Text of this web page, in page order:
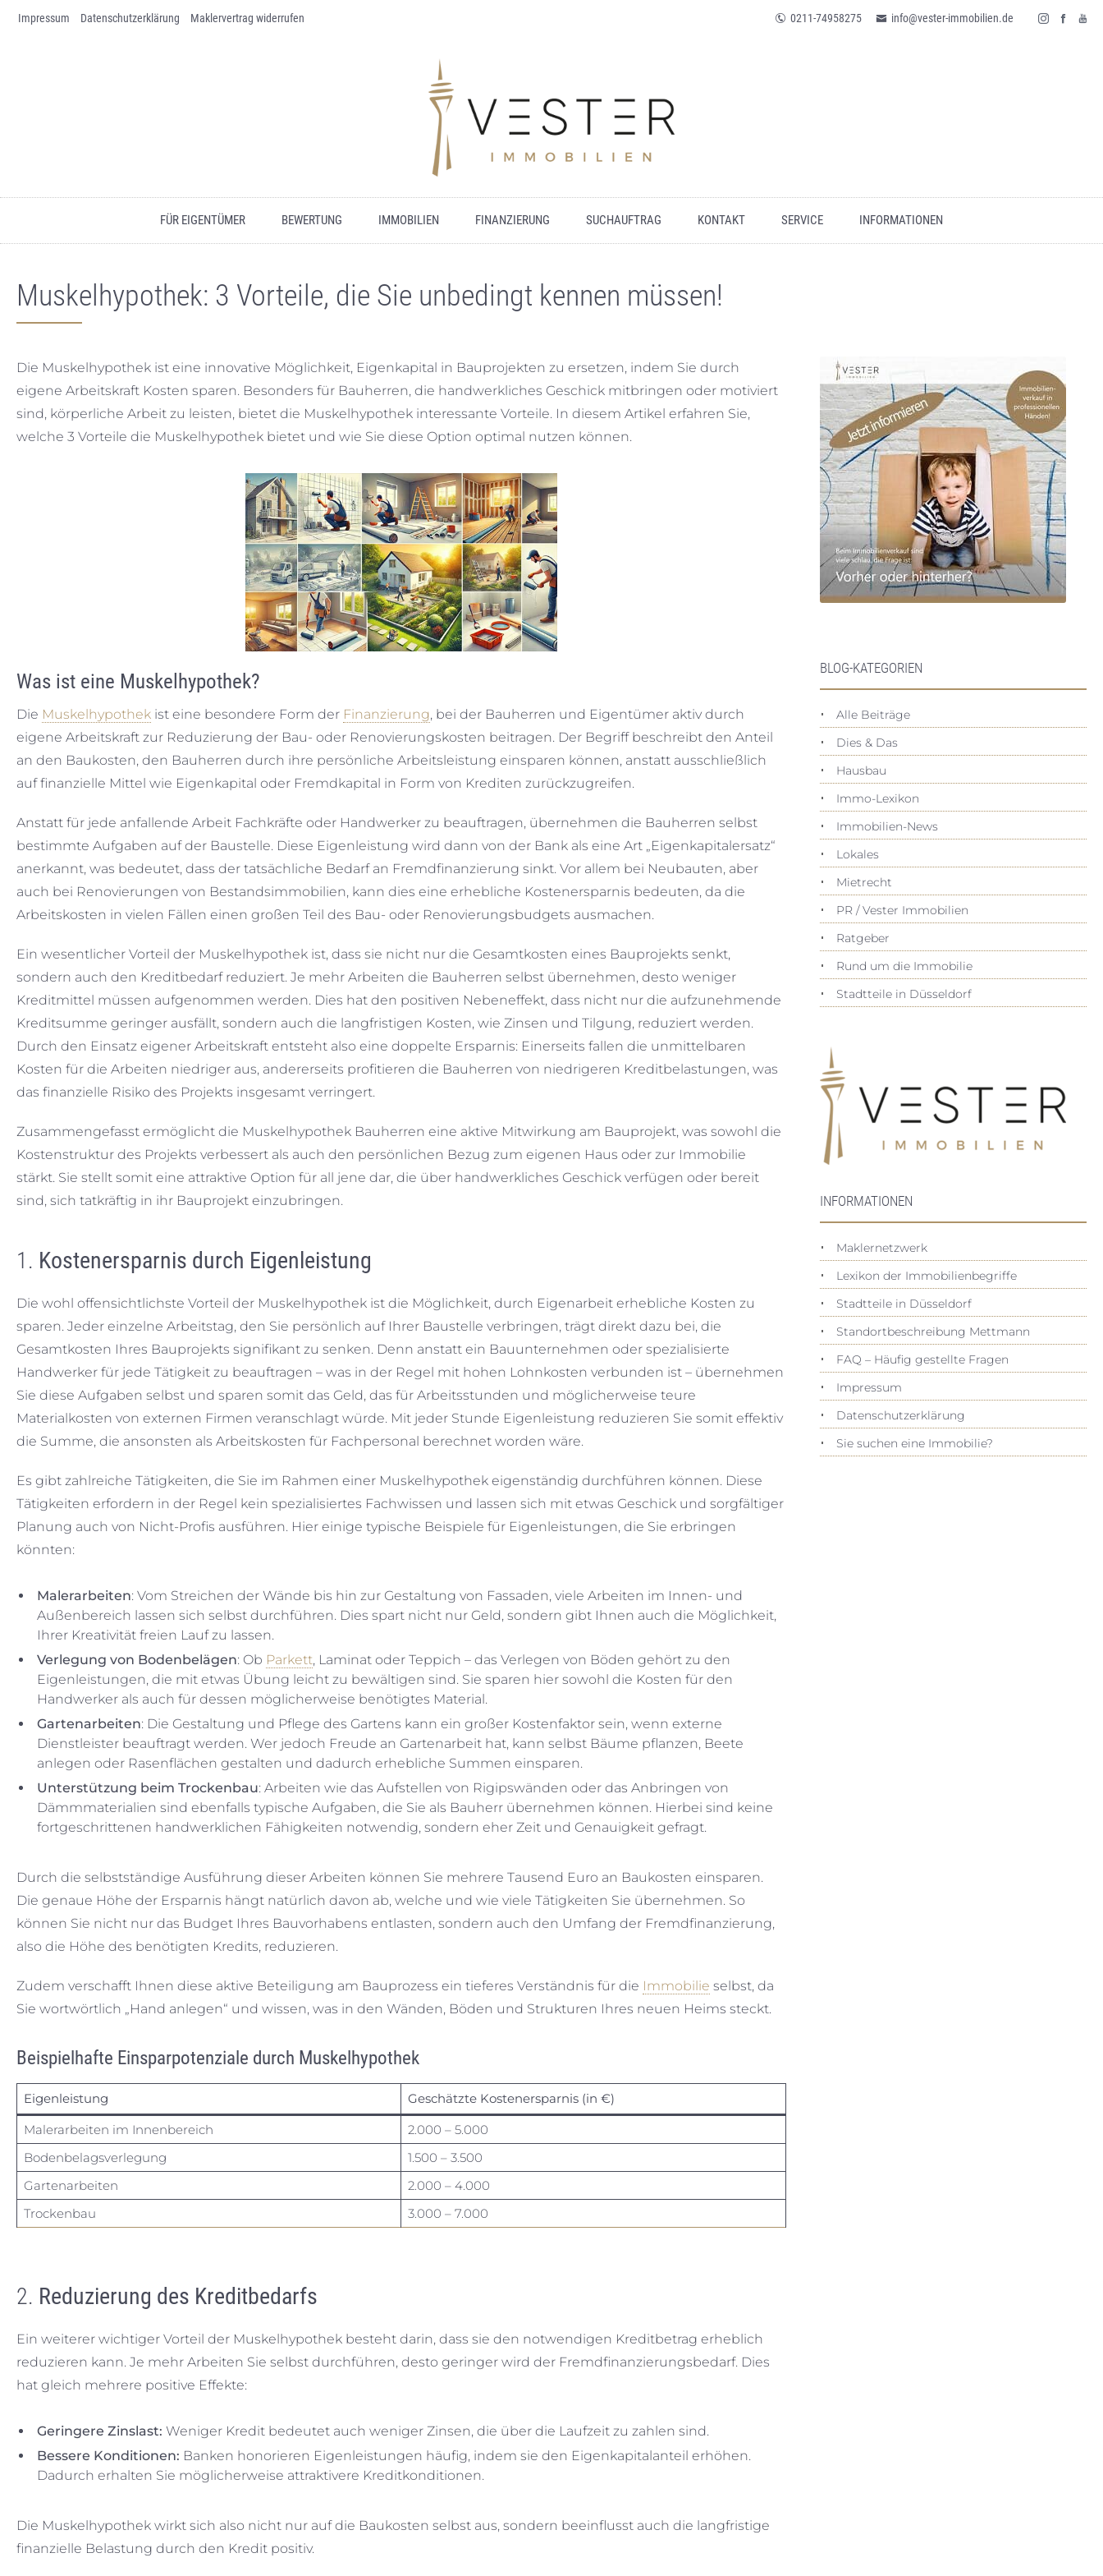
Skip to content
Impressum Datenschutz­erklärung Maklervertrag widerrufen 0211-74958275 info@vester-immobilien.de
FÜR EIGENTÜMER BEWERTUNG IMMOBILIEN FINANZIERUNG SUCHAUFTRAG KONTAKT SERVICE INFORMATIONEN
Muskelhypothek: 3 Vorteile, die Sie unbedingt kennen müssen!
Die Muskelhypothek ist eine innovative Möglichkeit, Eigenkapital in Bauprojekten zu ersetzen, indem Sie durch
eigene Arbeitskraft Kosten sparen. Besonders für Bauherren, die handwerkliches Geschick mitbringen oder motiviert
sind, körperliche Arbeit zu leisten, bietet die Muskelhypothek interessante Vorteile. In diesem Artikel erfahren Sie,
welche 3 Vorteile die Muskelhypothek bietet und wie Sie diese Option optimal nutzen können.
Was ist eine Muskelhypothek?
Die Muskelhypothek ist eine besondere Form der Finanzierung, bei der Bauherren und Eigentümer aktiv durch
eigene Arbeitskraft zur Reduzierung der Bau- oder Renovierungskosten beitragen. Der Begriff beschreibt den Anteil
an den Baukosten, den Bauherren durch ihre persönliche Arbeitsleistung einsparen können, anstatt ausschließlich
auf finanzielle Mittel wie Eigenkapital oder Fremdkapital in Form von Krediten zurückzugreifen.
Anstatt für jede anfallende Arbeit Fachkräfte oder Handwerker zu beauftragen, übernehmen die Bauherren selbst
bestimmte Aufgaben auf der Baustelle. Diese Eigenleistung wird dann von der Bank als eine Art „Eigenkapitalersatz“
anerkannt, was bedeutet, dass der tatsächliche Bedarf an Fremdfinanzierung sinkt. Vor allem bei Neubauten, aber
auch bei Renovierungen von Bestandsimmobilien, kann dies eine erhebliche Kostenersparnis bedeuten, da die
Arbeitskosten in vielen Fällen einen großen Teil des Bau- oder Renovierungsbudgets ausmachen.
Ein wesentlicher Vorteil der Muskelhypothek ist, dass sie nicht nur die Gesamtkosten eines Bauprojekts senkt,
sondern auch den Kreditbedarf reduziert. Je mehr Arbeiten die Bauherren selbst übernehmen, desto weniger
Kreditmittel müssen aufgenommen werden. Dies hat den positiven Nebeneffekt, dass nicht nur die aufzunehmende
Kreditsumme geringer ausfällt, sondern auch die langfristigen Kosten, wie Zinsen und Tilgung, reduziert werden.
Durch den Einsatz eigener Arbeitskraft entsteht also eine doppelte Ersparnis: Einerseits fallen die unmittelbaren
Kosten für die Arbeiten niedriger aus, andererseits profitieren die Bauherren von niedrigeren Kreditbelastungen, was
das finanzielle Risiko des Projekts insgesamt verringert.
Zusammengefasst ermöglicht die Muskelhypothek Bauherren eine aktive Mitwirkung am Bauprojekt, was sowohl die
Kostenstruktur des Projekts verbessert als auch den persönlichen Bezug zum eigenen Haus oder zur Immobilie
stärkt. Sie stellt somit eine attraktive Option für all jene dar, die über handwerkliches Geschick verfügen oder bereit
sind, sich tatkräftig in ihr Bauprojekt einzubringen.
1. Kostenersparnis durch Eigenleistung
Die wohl offensichtlichste Vorteil der Muskelhypothek ist die Möglichkeit, durch Eigenarbeit erhebliche Kosten zu
sparen. Jeder einzelne Arbeitstag, den Sie persönlich auf Ihrer Baustelle verbringen, trägt direkt dazu bei, die
Gesamtkosten Ihres Bauprojekts signifikant zu senken. Denn anstatt ein Bauunternehmen oder spezialisierte
Handwerker für jede Tätigkeit zu beauftragen – was in der Regel mit hohen Lohnkosten verbunden ist – übernehmen
Sie diese Aufgaben selbst und sparen somit das Geld, das für Arbeitsstunden und möglicherweise teure
Materialkosten von externen Firmen veranschlagt würde. Mit jeder Stunde Eigenleistung reduzieren Sie somit effektiv
die Summe, die ansonsten als Arbeitskosten für Fachpersonal berechnet worden wäre.
Es gibt zahlreiche Tätigkeiten, die Sie im Rahmen einer Muskelhypothek eigenständig durchführen können. Diese
Tätigkeiten erfordern in der Regel kein spezialisiertes Fachwissen und lassen sich mit etwas Geschick und sorgfältiger
Planung auch von Nicht-Profis ausführen. Hier einige typische Beispiele für Eigenleistungen, die Sie erbringen
könnten:
Malerarbeiten: Vom Streichen der Wände bis hin zur Gestaltung von Fassaden, viele Arbeiten im Innen- und
Außenbereich lassen sich selbst durchführen. Dies spart nicht nur Geld, sondern gibt Ihnen auch die Möglichkeit,
Ihrer Kreativität freien Lauf zu lassen.
Verlegung von Bodenbelägen: Ob Parkett, Laminat oder Teppich – das Verlegen von Böden gehört zu den
Eigenleistungen, die mit etwas Übung leicht zu bewältigen sind. Sie sparen hier sowohl die Kosten für den
Handwerker als auch für dessen möglicherweise benötigtes Material.
Gartenarbeiten: Die Gestaltung und Pflege des Gartens kann ein großer Kostenfaktor sein, wenn externe
Dienstleister beauftragt werden. Wer jedoch Freude an Gartenarbeit hat, kann selbst Bäume pflanzen, Beete
anlegen oder Rasenflächen gestalten und dadurch erhebliche Summen einsparen.
Unterstützung beim Trockenbau: Arbeiten wie das Aufstellen von Rigipswänden oder das Anbringen von
Dämmmaterialien sind ebenfalls typische Aufgaben, die Sie als Bauherr übernehmen können. Hierbei sind keine
fortgeschrittenen handwerklichen Fähigkeiten notwendig, sondern eher Zeit und Genauigkeit gefragt.
Durch die selbstständige Ausführung dieser Arbeiten können Sie mehrere Tausend Euro an Baukosten einsparen.
Die genaue Höhe der Ersparnis hängt natürlich davon ab, welche und wie viele Tätigkeiten Sie übernehmen. So
können Sie nicht nur das Budget Ihres Bauvorhabens entlasten, sondern auch den Umfang der Fremdfinanzierung,
also die Höhe des benötigten Kredits, reduzieren.
Zudem verschafft Ihnen diese aktive Beteiligung am Bauprozess ein tieferes Verständnis für die Immobilie selbst, da
Sie wortwörtlich „Hand anlegen“ und wissen, was in den Wänden, Böden und Strukturen Ihres neuen Heims steckt.
Beispielhafte Einsparpotenziale durch Muskelhypothek
Eigenleistung
Geschätzte Kostenersparnis (in €)
Malerarbeiten im Innenbereich
2.000 – 5.000
Bodenbelagsverlegung
1.500 – 3.500
Gartenarbeiten
2.000 – 4.000
Trockenbau
3.000 – 7.000
2. Reduzierung des Kreditbedarfs
Ein weiterer wichtiger Vorteil der Muskelhypothek besteht darin, dass sie den notwendigen Kreditbetrag erheblich
reduzieren kann. Je mehr Arbeiten Sie selbst durchführen, desto geringer wird der Fremdfinanzierungsbedarf. Dies
hat gleich mehrere positive Effekte:
Geringere Zinslast: Weniger Kredit bedeutet auch weniger Zinsen, die über die Laufzeit zu zahlen sind.
Bessere Konditionen: Banken honorieren Eigenleistungen häufig, indem sie den Eigenkapitalanteil erhöhen.
Dadurch erhalten Sie möglicherweise attraktivere Kreditkonditionen.
Die Muskelhypothek wirkt sich also nicht nur auf die Baukosten selbst aus, sondern beeinflusst auch die langfristige
finanzielle Belastung durch den Kredit positiv.
BLOG-KATEGORIEN
Alle Beiträge
Dies & Das
Hausbau
Immo-Lexikon
Immobilien-News
Lokales
Mietrecht
PR / Vester Immobilien
Ratgeber
Rund um die Immobilie
Stadtteile in Düsseldorf
INFORMATIONEN
Maklernetzwerk
Lexikon der Immobilienbegriffe
Stadtteile in Düsseldorf
Standortbeschreibung Mettmann
FAQ – Häufig gestellte Fragen
Impressum
Datenschutz­erklärung
Sie suchen eine Immobilie?